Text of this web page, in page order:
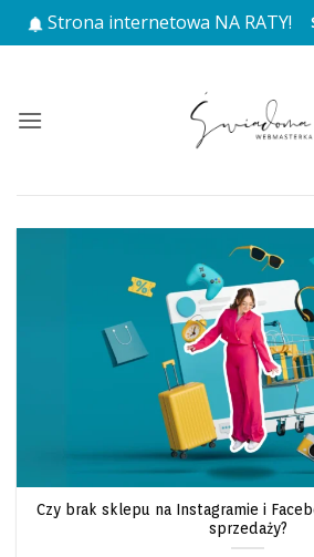
Przewiń
do
Strona internetowa NA RATY!
Czy brak sklepu na Instagramie i
sprzedaży?